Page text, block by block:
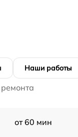
Наши работы
от 60 мин